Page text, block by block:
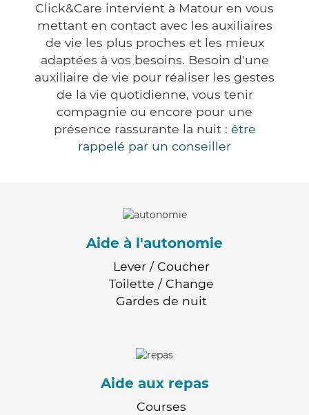
Click&Care intervient à Matour en vous
mettant en contact avec les auxiliaires
de vie les plus proches et les mieux
adaptées à vos besoins. Besoin d'une
auxiliaire de vie pour réaliser les gestes
de la vie quotidienne, vous tenir
compagnie ou encore pour une
présence rassurante la nuit : être
rappelé par un conseiller
Aide à l'autonomie
Lever / Coucher
Toilette / Change
Gardes de nuit
Aide aux repas
Courses